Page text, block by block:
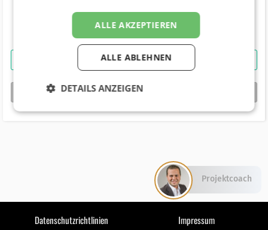
Verena Plobergerkontaktieren
bizbook-Profil vonVerena Ploberger
Datenschutzrichtlinien Impressum
ALLE AKZEPTIEREN
ALLE ABLEHNEN
DETAILS ANZEIGEN
Projektcoach